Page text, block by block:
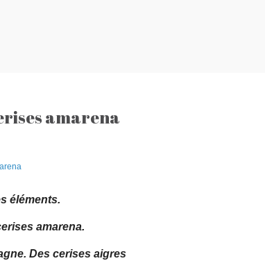
amarena
éléments.
amarena.
Des cerises aigres